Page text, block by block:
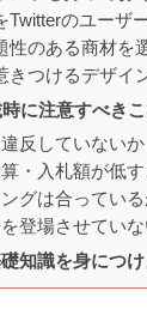
Twitterのユーザ
性のある商材を
きつけるデザイ
に注意すべきこ
反していないか
・入札額が低
グは合ってい
登場させてい
知識を身につけ